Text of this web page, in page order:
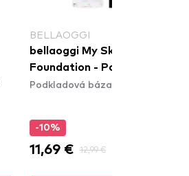
BELLAOGGI
bellaoggi My Skin Tone
Foundation - Porcelain
Podkladová báza
-10%
11,69 € 12,99 €